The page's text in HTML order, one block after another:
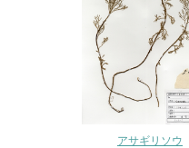
アサギリソウ